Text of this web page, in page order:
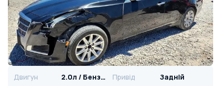
Двигун 2.0л / Бензин Привід
Задній